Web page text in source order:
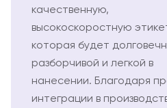
качественную,
высокоскоростную
которая будет
разборчивой и легкой в
нанесении. Благодаря
интеграции в